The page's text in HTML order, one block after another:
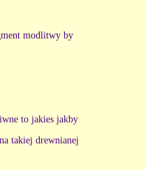
modlitwy by
to jakies jakby
takiej drewnianej